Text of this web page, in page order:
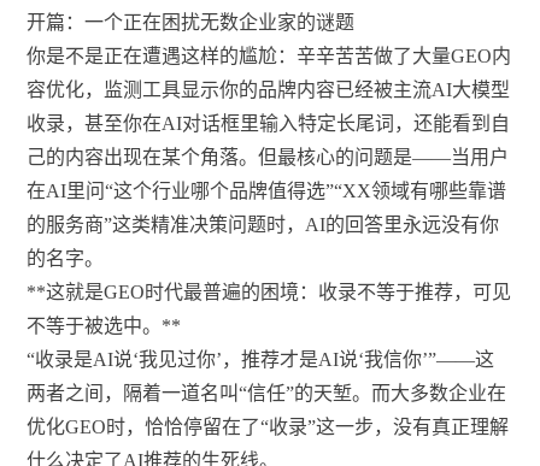
开篇：一个正在困扰无数企业家的谜题
你是不是正在遭遇这样的尴尬：辛辛苦苦做了大量GEO内
容优化，监测工具显示你的品牌内容已经被主流AI大模型
收录，甚至你在AI对话框里输入特定长尾词，还能看到自
己的内容出现在某个角落。但最核心的问题是——当用户
在AI里问“这个行业哪个品牌值得选”“XX领域有哪些靠谱
的服务商”这类精准决策问题时，AI的回答里永远没有你
的名字。
**这就是GEO时代最普遍的困境：收录不等于推荐，可见
不等于被选中。**
“收录是AI说‘我见过你’，推荐才是AI说‘我信你’”——这
两者之间，隔着一道名叫“信任”的天堑。而大多数企业在
优化GEO时，恰恰停留在了“收录”这一步，没有真正理解
什么决定了AI推荐的生死线。